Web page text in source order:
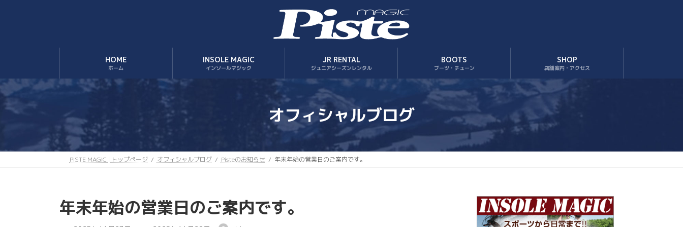
キ
ッ
プ
に
移
動
HOME
ホーム
INSOLE MAGIC
インソールマジック
JR RENTAL
ジュニアシーズンレンタル
BOOTS
ブーツ・チューン
SHOP
店舗案内・アクセス
オフィシャルブログ
PISTE MAGIC | トップページ オフィシャルブログ Pisteのお知らせ 年末年始の営業日のご案内です。
年末年始の営業日のご案内です。